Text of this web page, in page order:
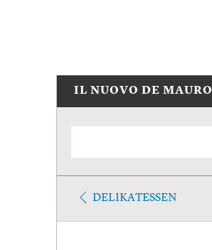
IL NUOVO DE MAURO
DELIKATESSEN